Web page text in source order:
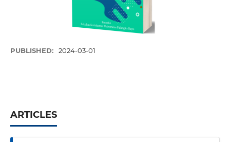
PUBLISHED: 2024-03-01
ARTICLES